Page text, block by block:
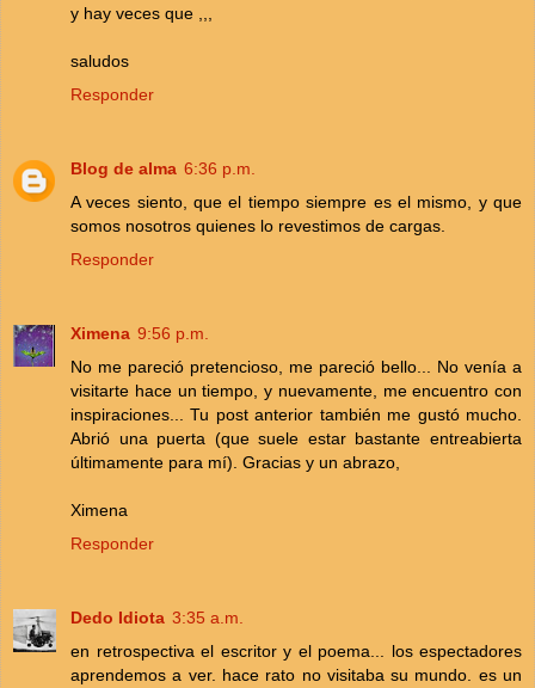
y hay veces que ,,,
saludos
Responder
Blog de alma 6:36 p.m.
A veces siento, que el tiempo siempre es el mismo, y que
somos nosotros quienes lo revestimos de cargas.
Responder
Ximena 9:56 p.m.
No me pareció pretencioso, me pareció bello... No venía a
visitarte hace un tiempo, y nuevamente, me encuentro con
inspiraciones... Tu post anterior también me gustó mucho.
Abrió una puerta (que suele estar bastante entreabierta
últimamente para mí). Gracias y un abrazo,
Ximena
Responder
Dedo Idiota 3:35 a.m.
en retrospectiva el escritor y el poema... los espectadores
aprendemos a ver. hace rato no visitaba su mundo. es un